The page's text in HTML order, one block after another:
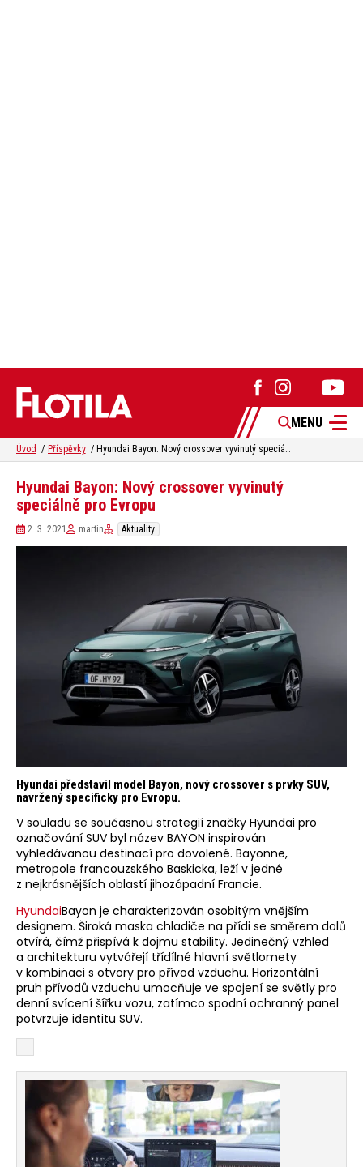
MENU
Úvod Příspěvky Hyundai Bayon: Nový crossover vyvinutý speciálně pro Evropu
Hyundai Bayon: Nový crossover vyvinutý
speciálně pro Evropu
2. 3. 2021 martin Aktuality
Hyundai představil model Bayon, nový crossover s prvky SUV,
navržený specificky pro Evropu.
V souladu se současnou strategií značky Hyundai pro
označování SUV byl název BAYON inspirován
vyhledávanou destinací pro dovolené. Bayonne,
metropole francouzského Baskicka, leží v jedné
z nejkrásnějších oblastí jihozápadní Francie.
HyundaiBayon je charakterizován osobitým vnějším
designem. Široká maska chladiče na přídi se směrem dolů
otvírá, čímž přispívá k dojmu stability. Jedinečný vzhled
a architekturu vytvářejí třídílné hlavní světlomety
v kombinaci s otvory pro přívod vzduchu. Horizontální
pruh přívodů vzduchu umocňuje ve spojení se světly pro
denní svícení šířku vozu, zatímco spodní ochranný panel
potvrzuje identitu SUV.